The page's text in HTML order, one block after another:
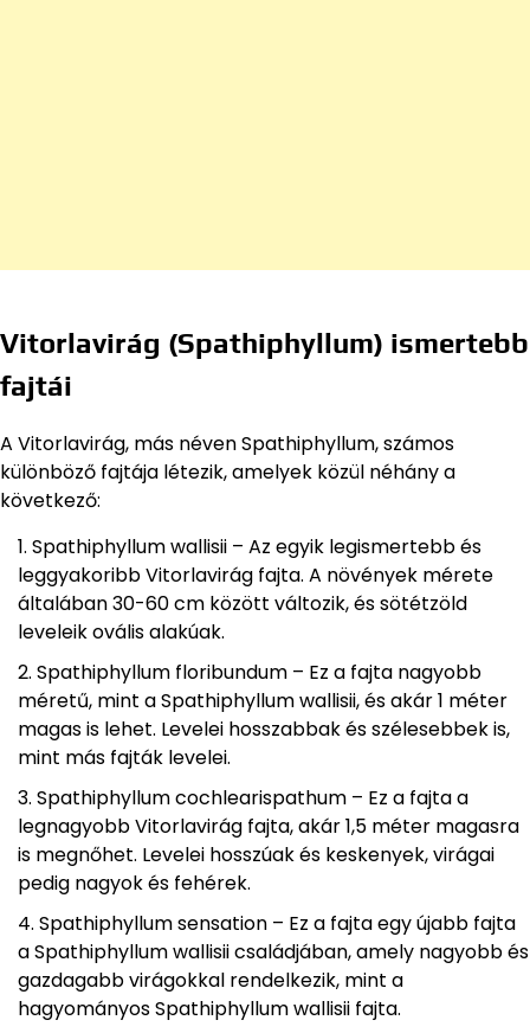
Vitorlavirág (Spathiphyllum) ismertebb
fajtái
A Vitorlavirág, más néven Spathiphyllum, számos
különböző fajtája létezik, amelyek közül néhány a
következő:
Spathiphyllum wallisii – Az egyik legismertebb és
leggyakoribb Vitorlavirág fajta. A növények mérete
általában 30-60 cm között változik, és sötétzöld
leveleik ovális alakúak.
Spathiphyllum floribundum – Ez a fajta nagyobb
méretű, mint a Spathiphyllum wallisii, és akár 1 méter
magas is lehet. Levelei hosszabbak és szélesebbek is,
mint más fajták levelei.
Spathiphyllum cochlearispathum – Ez a fajta a
legnagyobb Vitorlavirág fajta, akár 1,5 méter magasra
is megnőhet. Levelei hosszúak és keskenyek, virágai
pedig nagyok és fehérek.
Spathiphyllum sensation – Ez a fajta egy újabb fajta
a Spathiphyllum wallisii családjában, amely nagyobb és
gazdagabb virágokkal rendelkezik, mint a
hagyományos Spathiphyllum wallisii fajta.